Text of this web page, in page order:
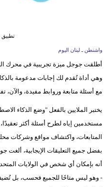
واشنطن ـ لبنان اليوم
أطلقت جوجل ميزة تجريبية في محرك
وهي أداة تُقدم لك إجابات مدعومة
مع أسئلة متابعة وروابط مفيدة، والآن،
يختبر الملايين بالفعل "وضع الذكاء
مستخدمين إياه لطرح أسئلة أكثر
المتابعات، واكتشاف مواقع وشركات
بفضل جميع التعليقات الإيجابية، ألغت
أنه بإمكان أي شخص في الولايات
- وهو ليس متاحًا للجميع فحسب، بل